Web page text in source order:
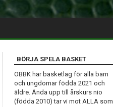
BÖRJA SPELA BASKET
OBBK har basketlag för alla barn
och ungdomar födda 2021 och
äldre. Ända upp till årskurs nio
(födda 2010) tar vi mot ALLA som